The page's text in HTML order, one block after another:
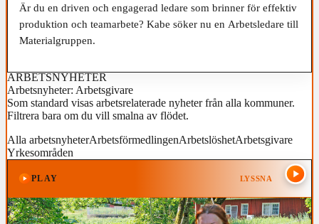
Är du en driven och engagerad ledare som brinner för effektiv
produktion och teamarbete? Kabe söker nu en Arbetsledare till
Materialgruppen.
ARBETSNYHETER
Arbetsnyheter: Arbetsgivare
Som standard visas arbetsrelaterade nyheter från alla kommuner.
Filtrera bara om du vill smalna av flödet.
Alla arbetsnyheterArbetsförmedlingenArbetslöshetArbetsgivare
Yrkesområden
PLAY LYSSNA